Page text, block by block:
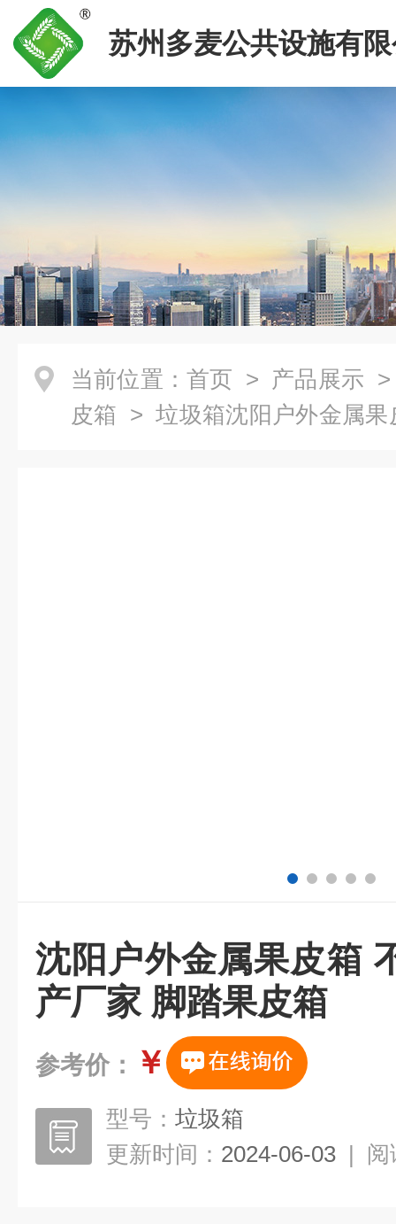
苏州多麦公共设施有
当前位置： 首页 > 产品展示
皮箱 > 垃圾箱沈阳户外金属
沈阳户外金属果皮箱
产厂家 脚踏果皮箱
参考价： ￥
型号： 垃圾箱
更新时间： 2024-06-03 | 阅